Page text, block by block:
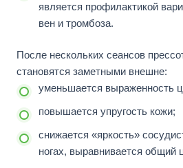
является профилактикой
вен и тромбоза.
После нескольких сеансов
становятся заметными внешне:
уменьшается выраженность
повышается упругость кожи;
снижается «яркость»
ногах, выравнивается общий